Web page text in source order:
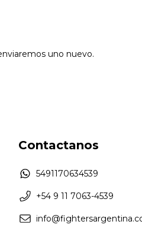
uno nuevo.
Contactanos
5491170634539
+54 9 11 7063-4539